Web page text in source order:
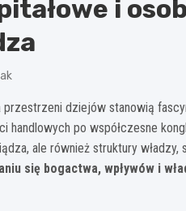
i
przestrzeni dziejów stanowią
handlowych po współczesne
ale również struktury władzy,
się bogactwa, wpływów i